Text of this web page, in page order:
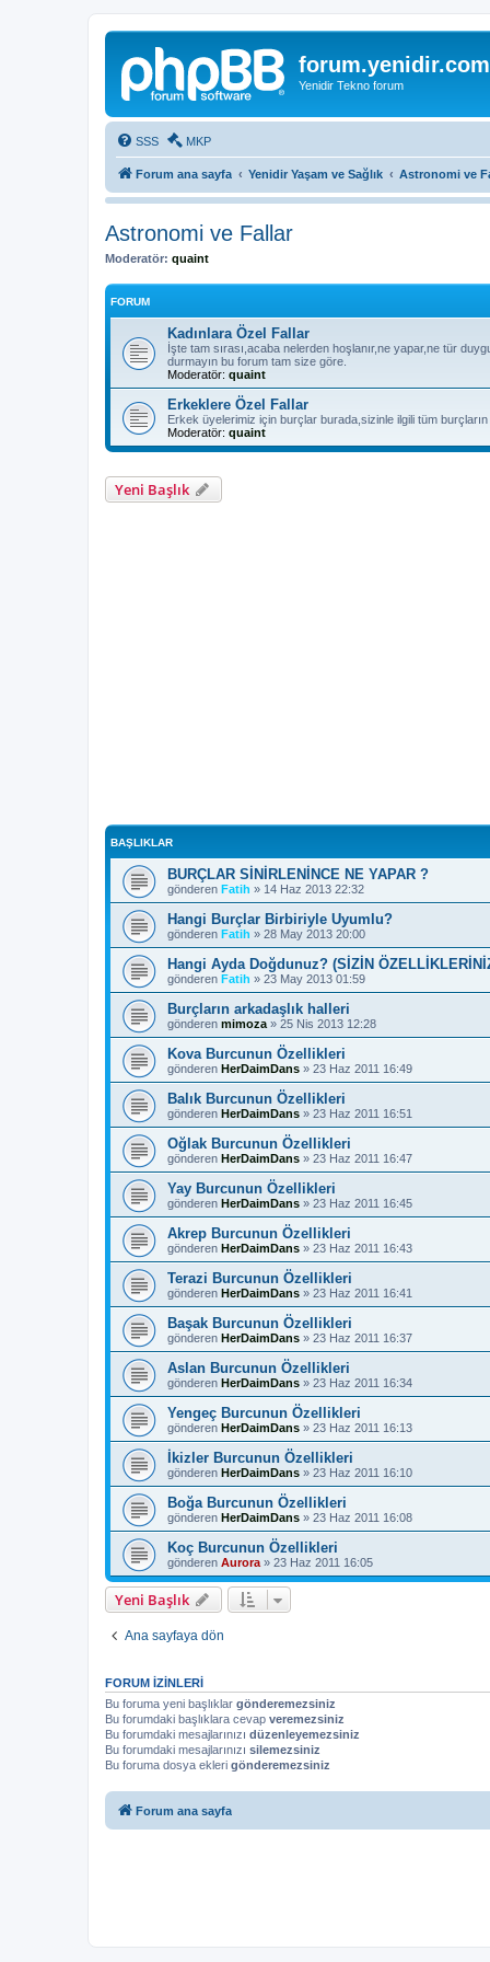
forum.yenidir.com
Yenidir Tekno forum
SSS MKP
Forum ana sayfa Yenidir Yaşam ve Sağlık Astronomi ve
Astronomi ve Fallar
Moderatör: quaint
FORUM
Kadınlara Özel Fallar
İşte tam sırası,acaba nelerden hoşlanır,ne yapar,ne tür
durmayın bu forum tam size göre.
Moderatör: quaint
Erkeklere Özel Fallar
Erkek üyelerimiz için burçlar burada,sizinle ilgili tüm
Moderatör: quaint
Yeni Başlık
BAŞLIKLAR
BURÇLAR SİNİRLENİNCE NE YAPAR ?
gönderen Fatih » 14 Haz 2013 22:32
Hangi Burçlar Birbiriyle Uyumlu?
gönderen Fatih » 28 May 2013 20:00
Hangi Ayda Doğdunuz? (SİZİN
gönderen Fatih » 23 May 2013 01:59
Burçların arkadaşlık halleri
gönderen mimoza » 25 Nis 2013 12:28
Kova Burcunun Özellikleri
gönderen HerDaimDans » 23 Haz 2011 16:49
Balık Burcunun Özellikleri
gönderen HerDaimDans » 23 Haz 2011 16:51
Oğlak Burcunun Özellikleri
gönderen HerDaimDans » 23 Haz 2011 16:47
Yay Burcunun Özellikleri
gönderen HerDaimDans » 23 Haz 2011 16:45
Akrep Burcunun Özellikleri
gönderen HerDaimDans » 23 Haz 2011 16:43
Terazi Burcunun Özellikleri
gönderen HerDaimDans » 23 Haz 2011 16:41
Başak Burcunun Özellikleri
gönderen HerDaimDans » 23 Haz 2011 16:37
Aslan Burcunun Özellikleri
gönderen HerDaimDans » 23 Haz 2011 16:34
Yengeç Burcunun Özellikleri
gönderen HerDaimDans » 23 Haz 2011 16:13
İkizler Burcunun Özellikleri
gönderen HerDaimDans » 23 Haz 2011 16:10
Boğa Burcunun Özellikleri
gönderen HerDaimDans » 23 Haz 2011 16:08
Koç Burcunun Özellikleri
gönderen Aurora » 23 Haz 2011 16:05
Yeni Başlık
Ana sayfaya dön
FORUM IZINLERI
Bu foruma yeni başlıklar gönderemezsiniz
Bu forumdaki başlıklara cevap veremezsiniz
Bu forumdaki mesajlarınızı düzenleyemezsiniz
Bu forumdaki mesajlarınızı silemezsiniz
Bu foruma dosya ekleri gönderemezsiniz
Forum ana sayfa